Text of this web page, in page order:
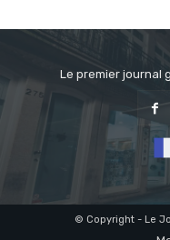
Le premier journal
© Copyright - Le